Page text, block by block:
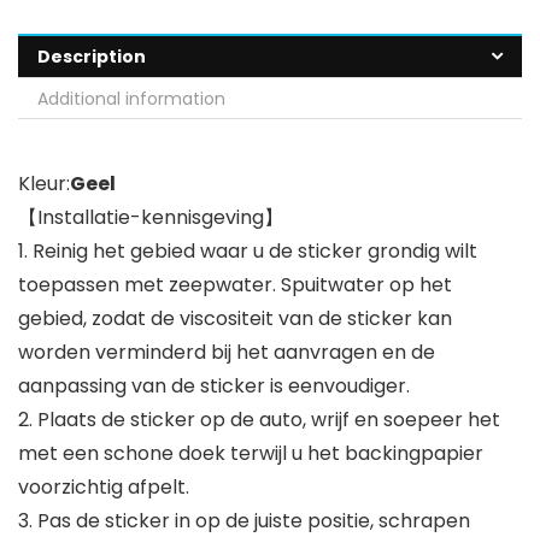
Description
Additional information
Kleur:Geel
【Installatie-kennisgeving】
1. Reinig het gebied waar u de sticker grondig wilt
toepassen met zeepwater. Spuitwater op het
gebied, zodat de viscositeit van de sticker kan
worden verminderd bij het aanvragen en de
aanpassing van de sticker is eenvoudiger.
2. Plaats de sticker op de auto, wrijf en soepeer het
met een schone doek terwijl u het backingpapier
voorzichtig afpelt.
3. Pas de sticker in op de juiste positie, schrapen